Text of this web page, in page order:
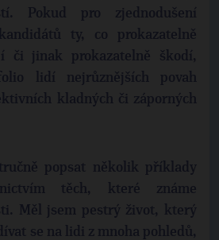
Pokud pro zjednodušení
ty, co prokazatelně
či jinak prokazatelně škodí,
lidí nejrůznějších povah
kladných či záporných
popsat několik příklady
těch, které známe
Měl jsem pestrý život, který
se na lidi z mnoha pohledů,